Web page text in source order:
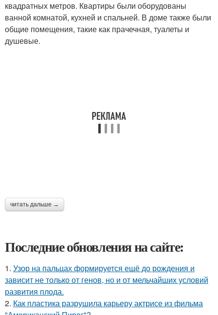
квадратных метров. Квартиры были оборудованы
ванной комнатой, кухней и спальней. В доме также были
общие помещения, такие как прачечная, туалеты и
душевые.
читать дальше →
Последние обновления на сайте:
1. Узор на пальцах формируется ещё до рождения и
зависит не только от генов, но и от мельчайших условий
развития плода.
2. Как пластика разрушила карьеру актрисе из фильма